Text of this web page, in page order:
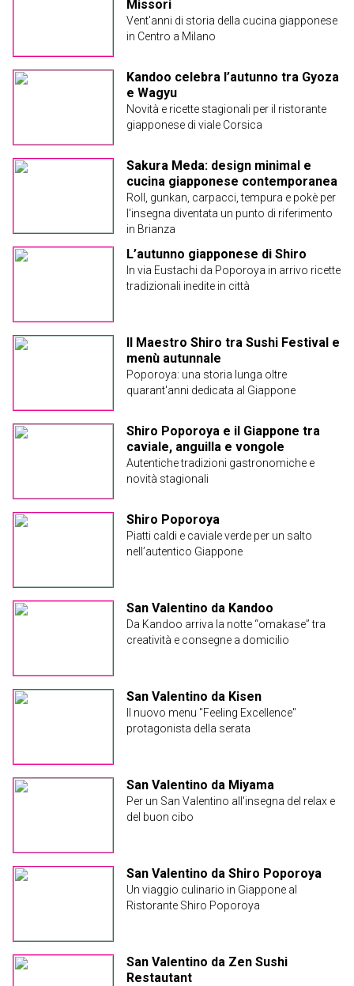
Missori
Vent'anni di storia della cucina giapponese
in Centro a Milano
Kandoo celebra l’autunno tra Gyoza
e Wagyu
Novità e ricette stagionali per il ristorante
giapponese di viale Corsica
Sakura Meda: design minimal e
cucina giapponese contemporanea
Roll, gunkan, carpacci, tempura e pokè per
l'insegna diventata un punto di riferimento
in Brianza
L’autunno giapponese di Shiro
In via Eustachi da Poporoya in arrivo ricette
tradizionali inedite in città
Il Maestro Shiro tra Sushi Festival e
menù autunnale
Poporoya: una storia lunga oltre
quarant'anni dedicata al Giappone
Shiro Poporoya e il Giappone tra
caviale, anguilla e vongole
Autentiche tradizioni gastronomiche e
novità stagionali
Shiro Poporoya
Piatti caldi e caviale verde per un salto
nell’autentico Giappone
San Valentino da Kandoo
Da Kandoo arriva la notte “omakase” tra
creatività e consegne a domicilio
San Valentino da Kisen
Il nuovo menu "Feeling Excellence"
protagonista della serata
San Valentino da Miyama
Per un San Valentino all'insegna del relax e
del buon cibo
San Valentino da Shiro Poporoya
Un viaggio culinario in Giappone al
Ristorante Shiro Poporoya
San Valentino da Zen Sushi
Restautant